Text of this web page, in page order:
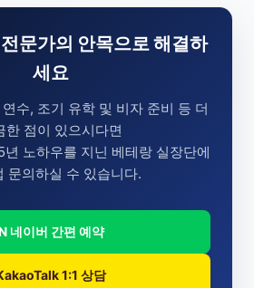
문가의 안목으로 해결하
세요
수, 조기 유학 및 비자 준비 등 더
한 점이 있으시다면
년 노하우를 지닌 베테랑 실장단에
문의하실 수 있습니다.
네이버 간편 예약
1:1 상담